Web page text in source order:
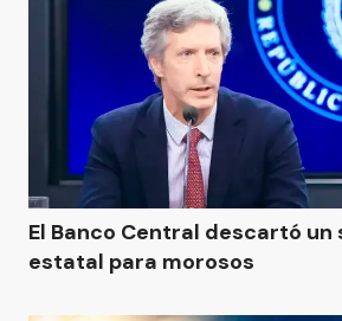
El Banco Central descartó un
estatal para morosos